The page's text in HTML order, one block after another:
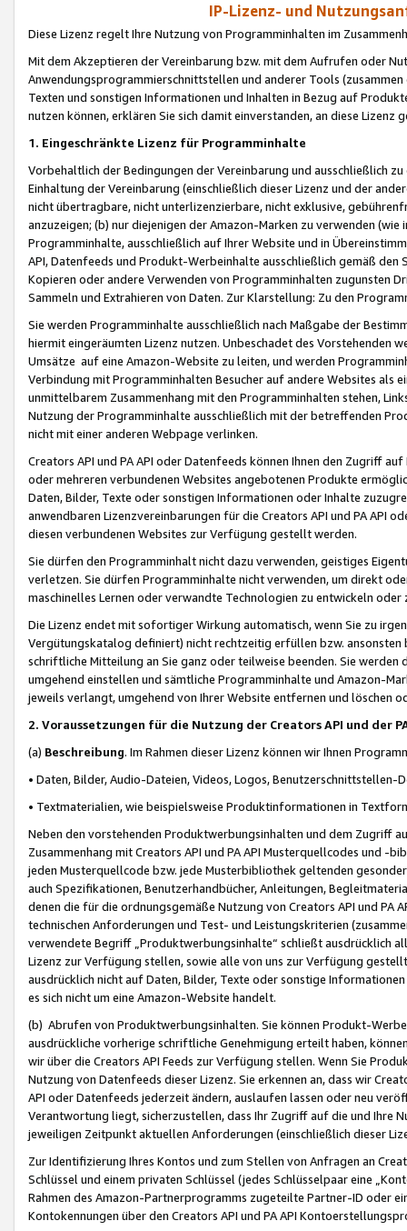
IP-Lizenz- und
Diese Lizenz regelt Ihre Nutzung von Programminhalten im
Mit dem Akzeptieren der Vereinbarung bzw. mit dem Aufrufen oder
Anwendungsprogrammierschnittstellen und anderer Tools (zusammen
Texten und sonstigen Informationen und Inhalten in Bezug auf
nutzen können, erklären Sie sich damit einverstanden, an diese Lizenz
1. Eingeschränkte Lizenz für Programminhalte
Vorbehaltlich der Bedingungen der Vereinbarung und ausschließlich
Einhaltung der Vereinbarung (einschließlich dieser Lizenz und der
nicht übertragbare, nicht unterlizenzierbare, nicht exklusive,
anzuzeigen; (b) nur diejenigen der Amazon-Marken zu verwenden
Programminhalte, ausschließlich auf Ihrer Website und in
API, Datenfeeds und Produkt-Werbeinhalte ausschließlich gemäß
Kopieren oder andere Verwenden von Programminhalten zugunsten
Sammeln und Extrahieren von Daten. Zur Klarstellung: Zu den
Sie werden Programminhalte ausschließlich nach Maßgabe der
hiermit eingeräumten Lizenz nutzen. Unbeschadet des Vorstehenden
Umsätze auf eine Amazon-Website zu leiten, und werden
Verbindung mit Programminhalten Besucher auf andere Websites als
unmittelbarem Zusammenhang mit den Programminhalten stehen,
Nutzung der Programminhalte ausschließlich mit der betreffenden
nicht mit einer anderen Webpage verlinken.
Creators API und PA API oder Datenfeeds können Ihnen den Zugriff
oder mehreren verbundenen Websites angebotenen Produkte
Daten, Bilder, Texte oder sonstigen Informationen oder Inhalte
anwendbaren Lizenzvereinbarungen für die Creators API und PA API
diesen verbundenen Websites zur Verfügung gestellt werden.
Sie dürfen den Programminhalt nicht dazu verwenden, geistiges
verletzen. Sie dürfen Programminhalte nicht verwenden, um direkt
maschinelles Lernen oder verwandte Technologien zu entwickeln
Die Lizenz endet mit sofortiger Wirkung automatisch, wenn Sie zu
Vergütungskatalog definiert) nicht rechtzeitig erfüllen bzw. ansonsten
schriftliche Mitteilung an Sie ganz oder teilweise beenden. Sie werden
umgehend einstellen und sämtliche Programminhalte und Amazon-
jeweils verlangt, umgehend von Ihrer Website entfernen und löschen
2. Voraussetzungen für die Nutzung der Creators API und der
(a) Beschreibung. Im Rahmen dieser Lizenz können wir Ihnen
• Daten, Bilder, Audio-Dateien, Videos, Logos, Benutzerschnittstellen-
• Textmaterialien, wie beispielsweise Produktinformationen in
Neben den vorstehenden Produktwerbungsinhalten und dem Zugriff
Zusammenhang mit Creators API und PA API Musterquellcodes und
jeden Musterquellcode bzw. jede Musterbibliothek geltenden
auch Spezifikationen, Benutzerhandbücher, Anleitungen,
denen die für die ordnungsgemäße Nutzung von Creators API und PA
technischen Anforderungen und Test- und Leistungskriterien
verwendete Begriff „Produktwerbungsinhalte“ schließt ausdrücklich
Lizenz zur Verfügung stellen, sowie alle von uns zur Verfügung
ausdrücklich nicht auf Daten, Bilder, Texte oder sonstige
es sich nicht um eine Amazon-Website handelt.
(b) Abrufen von Produktwerbungsinhalten. Sie können Produkt-
ausdrückliche vorherige schriftliche Genehmigung erteilt haben,
wir über die Creators API Feeds zur Verfügung stellen. Wenn Sie
Nutzung von Datenfeeds dieser Lizenz. Sie erkennen an, dass wir
API oder Datenfeeds jederzeit ändern, auslaufen lassen oder neu
Verantwortung liegt, sicherzustellen, dass Ihr Zugriff auf die und Ihre
jeweiligen Zeitpunkt aktuellen Anforderungen (einschließlich dieser
Zur Identifizierung Ihres Kontos und zum Stellen von Anfragen an
Schlüssel und einem privaten Schlüssel (jedes Schlüsselpaar eine
Rahmen des Amazon-Partnerprogramms zugeteilte Partner-ID oder
Kontokennungen über den Creators API und PA API